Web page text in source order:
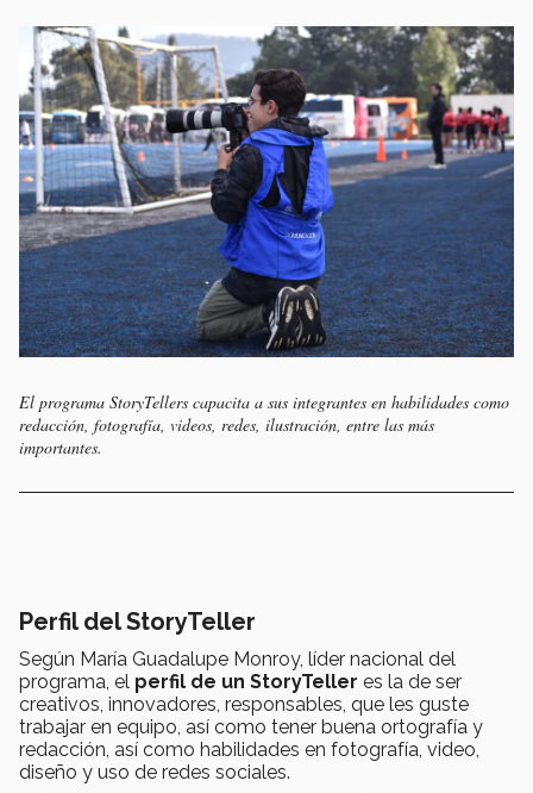
El programa StoryTellers capacita a sus integrantes en habilidades como
redacción, fotografía, videos, redes, ilustración, entre las más
importantes.
Perfil del StoryTeller
Según María Guadalupe Monroy, líder nacional del
programa, el perfil de un StoryTeller es la de ser
creativos, innovadores, responsables, que les guste
trabajar en equipo, así como tener buena ortografía y
redacción, así como habilidades en fotografía, video,
diseño y uso de redes sociales.